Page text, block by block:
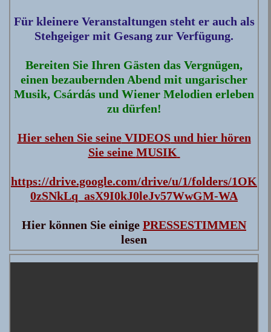
Für kleinere Veranstaltungen steht er auch als
Stehgeiger mit Gesang zur Verfügung.
Bereiten Sie Ihren Gästen das Vergnügen,
einen bezaubernden Abend mit ungarischer
Musik, Csárdás und Wiener Melodien erleben
zu dürfen!
Hier sehen Sie seineVIDEOSund hier hören
Sie seine MUSIK
https://drive.google.com/drive/u/1/folders/1OK
0zSNkLq_asX9I0kJ0leJv57WwGM-WA
Hier können Sie einige PRESSESTIMMEN
lesen